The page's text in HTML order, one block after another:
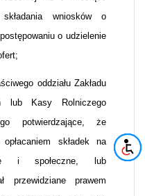
wniosków o
o udzielenie
oddziału Zakładu
lub Kasy Rolniczego
potwierdzające, że
składek na
i społeczne, lub
przewidziane prawem